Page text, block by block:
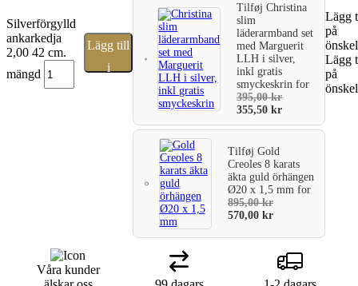
Silverförgylld
ankarkedja
2,00 42 cm.
mängd
Lägg till
i
TilføjChristina
slim
läderarmband set
med Marguerit
LLH i silver,
inkl gratis
smyckeskrinfor
395,00kr
355,50kr
TilføjGold
Creoles 8 karats
äkta guld örhängen
Ø20 x 1,5 mmfor
895,00kr
570,00kr
Lägg
på
Lägg
på
Våra kunder